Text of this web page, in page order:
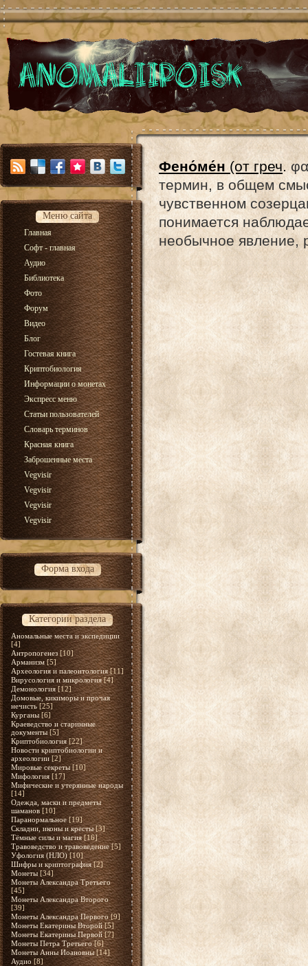
Меню сайта
Главная
Софт - главная
Аудио
Библиотека
Фото
Форум
Видео
Блог
Гостевая книга
Криптобиология
Информации о монетах
Экспресс меню
Статьи пользователей
Словарь терминов
Красная книга
Заброшенные места
Vegvisir
Vegvisir
Vegvisir
Vegvisir
Форма входа
Категории раздела
Аномальные места и экспедиции
[4]
Антропогенез [10]
Арманизм [5]
Археология и палеонтология [11]
Вирусология и микрология [4]
Демонология [12]
Домовые, кикиморы и прочая
нечисть [25]
Курганы [6]
Краеведство и старинные
документы [5]
Криптобиология [22]
Новости криптобиологии и
археологии [2]
Мировые секреты [10]
Мифология [17]
Мифические и утерянные народы
[14]
Одежда, маски и предметы
шаманов [10]
Паранормальное [19]
Складни, иконы и кресты [3]
Тёмные силы и магия [16]
Травоведство и травоведение [5]
Уфология (НЛО) [10]
Шифры и криптография [2]
Монеты [34]
Монеты Александра Третьего
[45]
Монеты Александра Второго
[39]
Монеты Александра Первого [9]
Монеты Екатерины Второй [5]
Монеты Екатерины Первой [7]
Монеты Петра Третьего [6]
Монеты Анны Иоановны [14]
Аудио [8]
Фено́ме́н (от греч.
термин, в общем
чувственном
понимается
необычное явление,